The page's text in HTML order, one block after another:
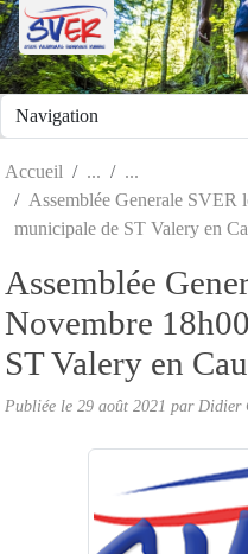
Accueil
Assemblée Generale SVER
municipale de ST Valery en
Assemblée
Novembre
ST Valery en
Publiée le 29 août 2021 par Didier
Panneau de gestion des cookies